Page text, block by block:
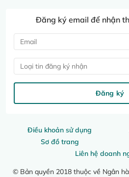
Điều khoản sử dụng
Sơ đồ trang
Liên hệ doanh
© Bản quyền 2018 thuộc về Ngân
Đăng ký email để nhận
Loại tin đăng ký nhận
Đăng ký